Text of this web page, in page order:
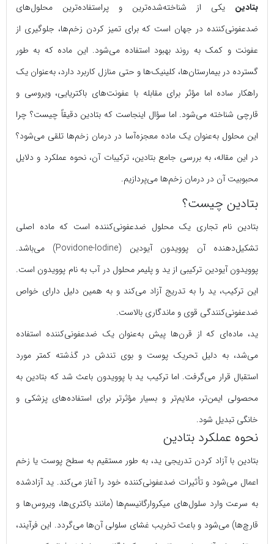
بتادین یکی از شناخته‌شده‌ترین و پراستفاده‌ترین محلول‌های
ضدعفونی‌کننده در جهان است که برای تمیز کردن زخم‌ها، جلوگیری از
عفونت و کمک به روند بهبود استفاده می‌شود. این ماده که به طور
گسترده در بیمارستان‌ها، کلینیک‌ها و حتی منازل کاربرد دارد، به‌عنوان یک
راهکار ساده اما مؤثر برای مقابله با عفونت‌های باکتریایی، ویروسی و
قارچی شناخته می‌شود. اما سؤال اینجاست که بتادین دقیقاً چیست؟ چرا
این محلول به‌عنوان یک ماده معجزه‌آسا در درمان زخم‌ها تلقی می‌شود؟
در این مقاله، به بررسی جامع بتادین، ترکیبات آن، نحوه عملکرد و دلایل
محبوبیت آن در درمان زخم‌ها می‌پردازیم.
بتادین چیست؟
بتادین نام تجاری یک محلول ضدعفونی‌کننده است که ماده اصلی
تشکیل‌دهنده آن پوویدون آیودین (Povidone-Iodine) می‌باشد.
پوویدون آیودین ترکیبی از ید و پلیمر محلول در آب به نام پوویدون است.
این ترکیب، ید را به تدریج آزاد می‌کند و به همین دلیل دارای خواص
ضدعفونی‌کنندگی قوی و ماندگاری بالاست.
ید، ماده‌ای که از قرن‌ها پیش به‌عنوان یک ضدعفونی‌کننده استفاده
می‌شد، به دلیل تحریک پوست و بوی تندش در گذشته کمتر مورد
استقبال قرار می‌گرفت. اما ترکیب ید با پوویدون باعث شد که بتادین به
محصولی ایمن‌تر، ملایم‌تر و بسیار مؤثرتر برای استفاده‌های پزشکی و
خانگی تبدیل شود.
نحوه عملکرد بتادین
بتادین با آزاد کردن تدریجی ید، به طور مستقیم به سطح پوست یا زخم
اعمال می‌شود و تأثیرات ضدعفونی‌کننده خود را آغاز می‌کند. ید آزادشده
به سرعت وارد سلول‌های میکروارگانیسم‌ها (مانند باکتری‌ها، ویروس‌ها و
قارچ‌ها) می‌شود و باعث تخریب غشای سلولی آن‌ها می‌گردد. این فرآیند،